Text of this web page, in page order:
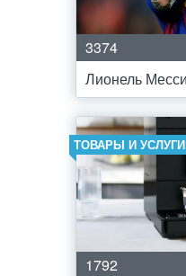
3374
Лионель
ТОВАРЫ И УСЛУГИ
1792